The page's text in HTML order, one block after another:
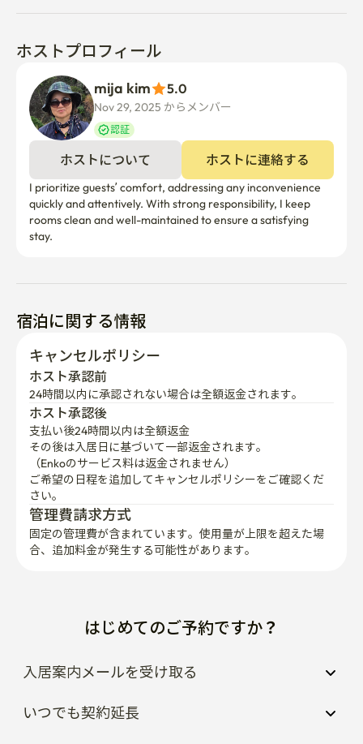
ホストプロフィール
mija kim 5.0
Nov 29, 2025 からメンバー
認証
ホストについて ホストに連絡する
I prioritize guests’ comfort, addressing any inconvenience
quickly and attentively. With strong responsibility, I keep
rooms clean and well-maintained to ensure a satisfying
stay.
宿泊に関する情報
キャンセルポリシー
ホスト承認前
24時間以内に承認されない場合は全額返金されます。
ホスト承認後
支払い後24時間以内は全額返金
その後は入居日に基づいて一部返金されます。
（Enkoのサービス料は返金されません）
ご希望の日程を追加してキャンセルポリシーをご確認くだ
さい。
管理費請求方式
固定の管理費が含まれています。使用量が上限を超えた場
合、追加料金が発生する可能性があります。
はじめてのご予約ですか？
入居案内メールを受け取る
いつでも契約延長